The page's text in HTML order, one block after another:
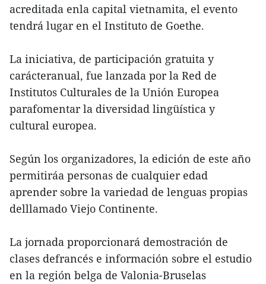
acreditada enla capital vietnamita, el evento
tendrá lugar en el Instituto de Goethe.
La iniciativa, de participación gratuita y
carácteranual, fue lanzada por la Red de
Institutos Culturales de la Unión Europea
parafomentar la diversidad lingüística y
cultural europea.
Según los organizadores, la edición de este año
permitiráa personas de cualquier edad
aprender sobre la variedad de lenguas propias
delllamado Viejo Continente.
La jornada proporcionará demostración de
clases defrancés e información sobre el estudio
en la región belga de Valonia-Bruselas